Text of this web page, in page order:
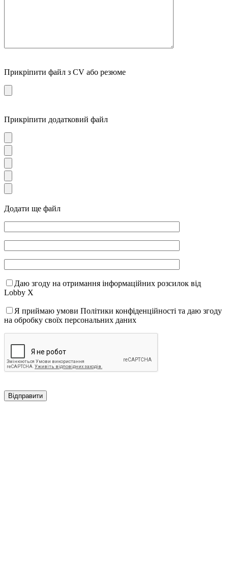
Прикріпити файл з CV або резюме
Прикріпити додатковий файл
Додати ще файл
Даю згоду на отримання інформаційних розсилок від
Lobby X
Я приймаю умови Політики конфіденційності та даю згоду
на обробку своїх персональних даних